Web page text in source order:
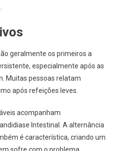
geralmente os primeiros a
especialmente após as
Muitas pessoas relatam
após refeições leves.
acompanham
Intestinal. A alternância
é característica, criando um
sofre com o problema.